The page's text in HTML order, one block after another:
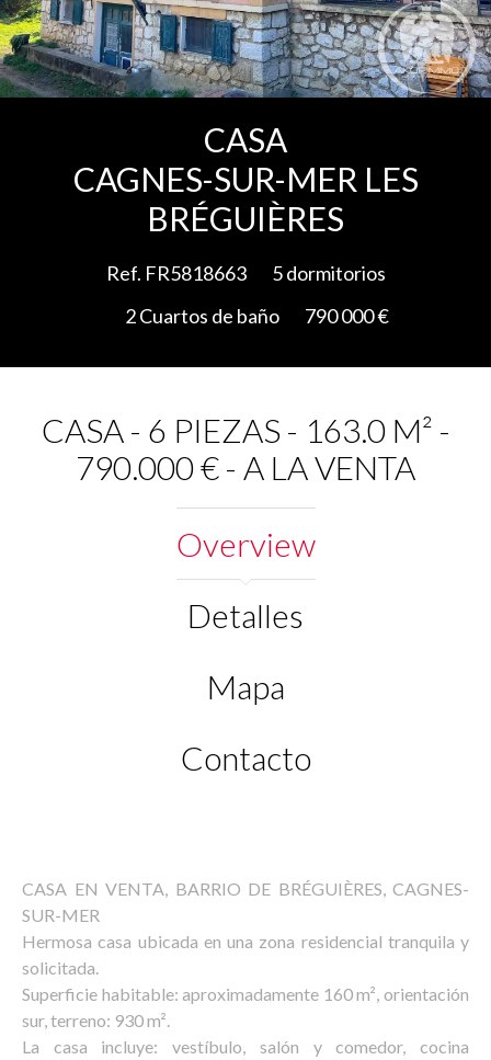
CASA
CAGNES-SUR-MER LES
BRÉGUIÈRES
Ref. FR5818663
5 dormitorios
2 Cuartos de baño
790 000 €
CASA - 6 PIEZAS - 163.0 M² -
790.000 € - A LA VENTA
Overview
Detalles
Mapa
Contacto
CASA EN VENTA, BARRIO DE BRÉGUIÈRES, CAGNES-
SUR-MER
Hermosa casa ubicada en una zona residencial tranquila y
solicitada.
Superficie habitable: aproximadamente 160 m², orientación
sur, terreno: 930 m².
La casa incluye: vestíbulo, salón y comedor, cocina